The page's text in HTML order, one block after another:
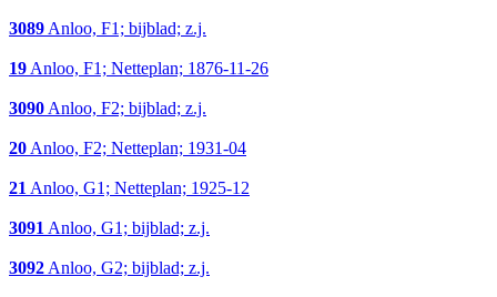
3089Anloo, F1; bijblad; z.j.
19Anloo, F1; Netteplan; 1876-11-26
3090Anloo, F2; bijblad; z.j.
20Anloo, F2; Netteplan; 1931-04
21Anloo, G1; Netteplan; 1925-12
3091Anloo, G1; bijblad; z.j.
3092Anloo, G2; bijblad; z.j.